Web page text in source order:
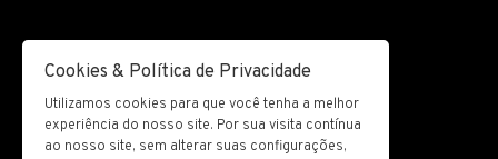
Cookies & Política de Privacidade
Utilizamos cookies para que você tenha a melhor
experiência do nosso site. Por sua visita contínua
ao nosso site, sem alterar suas configurações,